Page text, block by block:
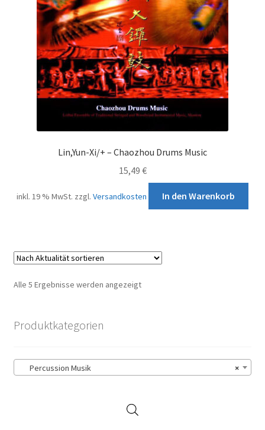
Lin,Yun-Xi/+ – Chaozhou Drums Music
15,49 €
inkl. 19 % MwSt. zzgl.Versandkosten In den Warenkorb
Alle 5 Ergebnisse werden angezeigtNach
Produktkategorien
×
Percussion Musik